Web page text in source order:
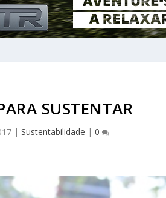
SUSTENTAR
|Sustentabilidade |0